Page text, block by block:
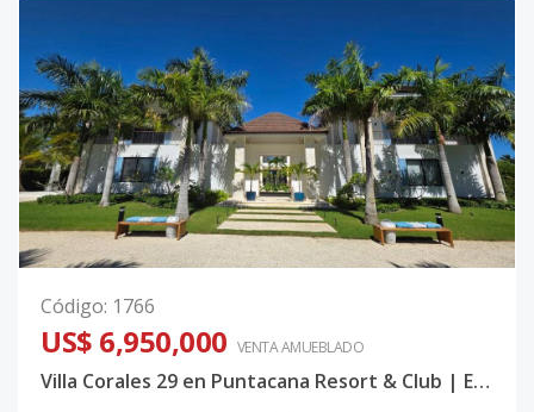
Código: 1766
US$ 6,950,000 VENTA AMUEBLADO
Villa Corales 29 en Puntacana Resort & Club | Exclusiva Residencia de Lujo con Vista al Golf y Lago en Punta Cana